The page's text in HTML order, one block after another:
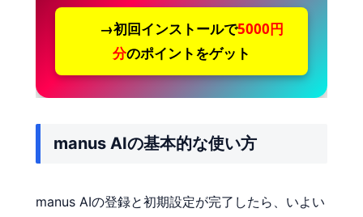
→初回インストールで5000円
分のポイントをゲット
manus AIの基本的な使い方
manus AIの登録と初期設定が完了したら、いよい